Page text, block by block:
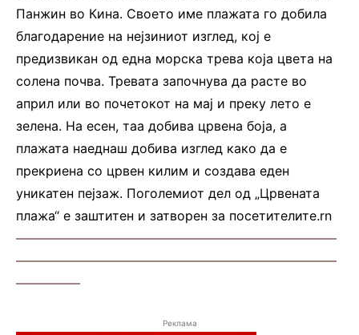
Панжин во Кина. Своето име плажата го добила
благодарение на нејзиниот изглед, кој е
предизвикан од една морска трева која цвета на
солена почва. Тревата започнува да расте во
април или во почетокот на мај и преку лето е
зелена. На есен, таа добива црвена боја, а
плажата наеднаш добива изглед како да е
прекриена со црвен килим и создава еден
уникатен пејзаж. Поголемиот дел од „Црвената
плажа“ е заштитен и затворен за посетителите.rn
—————————————————————————
—————————————————————————
—————
Реклама